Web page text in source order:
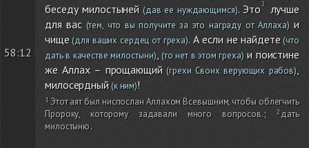
58:12
беседу милостыней (дав ее нуждающимся). Это
лучше
для вас (тем, что вы получите за это награду от Аллаха)и
чище(для ваших сердец от греха). А если не найдете(что
дать в качестве милостыни), (то нет в этом греха)и поистине
же Аллах – прощающий(грехи Своих верующих рабов),
милосердный(к ним)!
Этот аят был ниспослан Аллахом Всевышним, чтобы облегчить
Пророку, которому задавали много вопросов.;
дать
милостыню.